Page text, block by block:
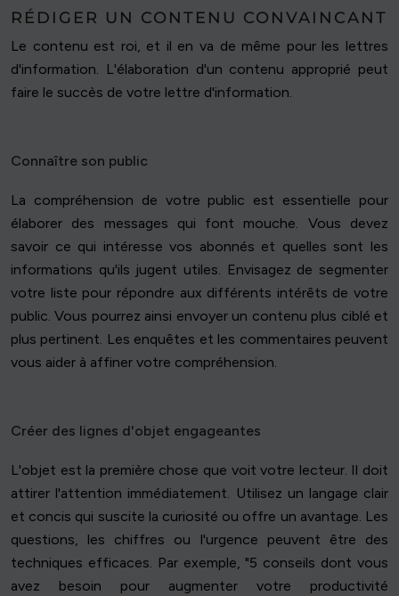
RÉDIGER UN CONTENU CONVAINCANT
Le contenu est roi, et il en va de même pour les lettres
d'information. L'élaboration d'un contenu approprié peut
faire le succès de votre lettre d'information.
Connaître son public
La compréhension de votre public est essentielle pour
élaborer des messages qui font mouche. Vous devez
savoir ce qui intéresse vos abonnés et quelles sont les
informations qu'ils jugent utiles. Envisagez de segmenter
votre liste pour répondre aux différents intérêts de votre
public. Vous pourrez ainsi envoyer un contenu plus ciblé et
plus pertinent. Les enquêtes et les commentaires peuvent
vous aider à affiner votre compréhension.
Créer des lignes d'objet engageantes
L'objet est la première chose que voit votre lecteur. Il doit
attirer l'attention immédiatement. Utilisez un langage clair
et concis qui suscite la curiosité ou offre un avantage. Les
questions, les chiffres ou l'urgence peuvent être des
techniques efficaces. Par exemple, "5 conseils dont vous
avez besoin pour augmenter votre productivité